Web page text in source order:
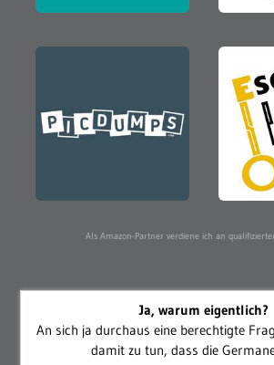
Als Amazon-Partner verdiene ich an
Ja, warum eigentlich?
An sich ja durchaus eine berechtigte
damit zu tun, dass die